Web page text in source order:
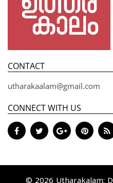
CONTACT
utharakaalam@gmail.com
CONNECT WITH US
© 2026 Utharakalam;